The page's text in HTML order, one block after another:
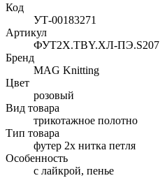
Код
УТ-00183271
Артикул
ФУТ2Х.TBY.ХЛ-ПЭ.S207
Бренд
MAG Knitting
Цвет
розовый
Вид товара
трикотажное полотно
Тип товара
футер 2х нитка петля
Особенность
с лайкрой, пенье